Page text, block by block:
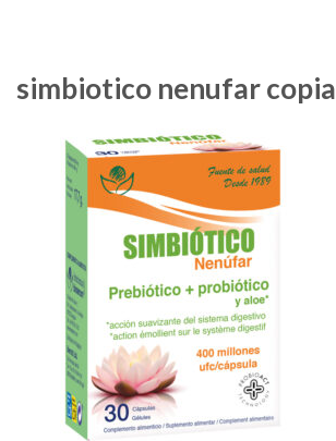
simbiotico nenufar copia